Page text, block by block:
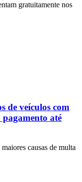
gratuitamente nos
de veículos com
até
causas de multa